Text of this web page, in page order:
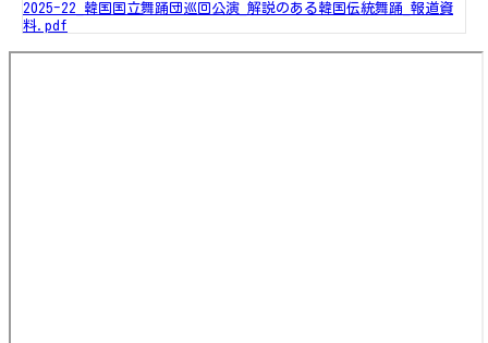
2025-22_韓国国立舞踊団巡回公演_解説のある韓国伝統舞踊_報道資
料.pdf